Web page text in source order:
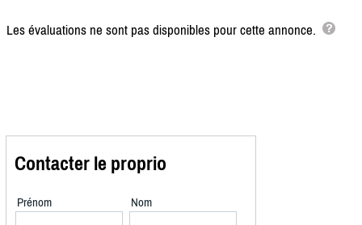
Les évaluations ne sont pas disponibles pour cette annonce.
Contacter le proprio
Prénom Nom